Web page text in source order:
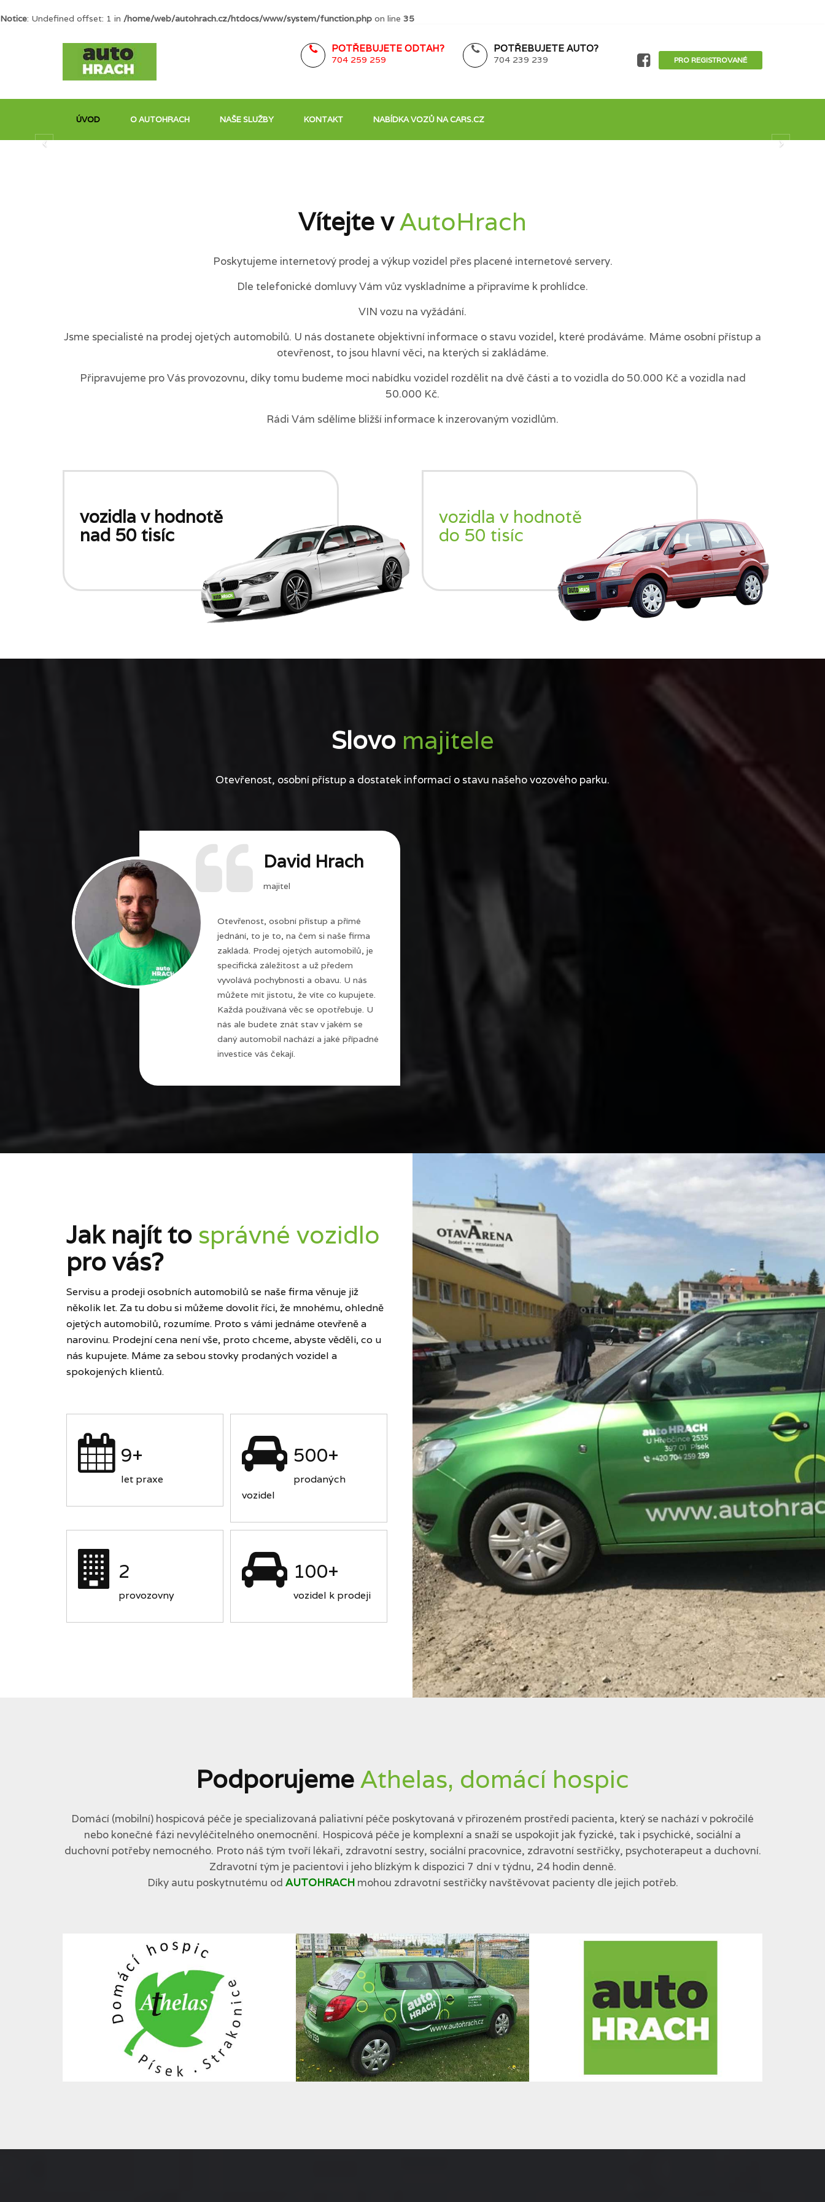
Notice: Undefined offset: 1 in /home/web/autohrach.cz/htdocs/www/system/function.php on line 35
POTŘEBUJETE ODTAH?
704 259 259
POTŘEBUJETE AUTO?
704 239 239 PRO REGISTROVANÉ
ÚVOD O AUTOHRACH NAŠE SLUŽBY KONTAKT NABÍDKA VOZŮ NA CARS.CZ
Vítejte vAutoHrach
Poskytujeme internetový prodej a výkup vozidel přes placené internetové servery.
Dle telefonické domluvy Vám vůz vyskladníme a připravíme k prohlídce.
VIN vozu na vyžádání.
Jsme specialisté na prodej ojetých automobilů. U nás dostanete objektivní informace o stavu vozidel, které prodáváme. Máme osobní přístup a
otevřenost, to jsou hlavní věci, na kterých si zakládáme.
Připravujeme pro Vás provozovnu, díky tomu budeme moci nabídku vozidel rozdělit na dvě části a to vozidla do 50.000 Kč a vozidla nad
50.000 Kč.
Rádi Vám sdělíme bližší informace k inzerovaným vozidlům.
vozidla v hodnotě
nad 50 tisíc
vozidla v hodnotě
do 50 tisíc
Slovo majitele
Otevřenost, osobní přístup a dostatek informací o stavu našeho vozového parku.
David Hrach
majitel
Otevřenost, osobní přístup a přímé
jednání, to je to, na čem si naše firma
zakládá. Prodej ojetých automobilů, je
specifická záležitost a už předem
vyvolává pochybnosti a obavu. U nás
můžete mít jistotu, že víte co kupujete.
Každá používaná věc se opotřebuje. U
nás ale budete znát stav v jakém se
daný automobil nachází a jaké případné
investice vás čekají.
Jak najít to správné vozidlo
pro vás?
Servisu a prodeji osobních automobilů se naše firma věnuje již
několik let. Za tu dobu si můžeme dovolit říci, že mnohému, ohledně
ojetých automobilů, rozumíme. Proto s vámi jednáme otevřeně a
narovinu. Prodejní cena není vše, proto chceme, abyste věděli, co u
nás kupujete. Máme za sebou stovky prodaných vozidel a
spokojených klientů.
9+
let praxe
500+
prodaných
vozidel
2
provozovny
100+
vozidel k prodeji
PodporujemeAthelas, domácí hospic
Domácí (mobilní) hospicová péče je specializovaná paliativní péče poskytovaná v přirozeném prostředí pacienta, který se nachází v pokročilé
nebo konečné fázi nevyléčitelného onemocnění. Hospicová péče je komplexní a snaží se uspokojit jak fyzické, tak i psychické, sociální a
duchovní potřeby nemocného. Proto náš tým tvoří lékaři, zdravotní sestry, sociální pracovnice, zdravotní sestřičky, psychoterapeut a duchovní.
Zdravotní tým je pacientovi i jeho blízkým k dispozici 7 dní v týdnu, 24 hodin denně.
Díky autu poskytnutému od AUTOHRACHmohou zdravotní sestřičky navštěvovat pacienty dle jejich potřeb.